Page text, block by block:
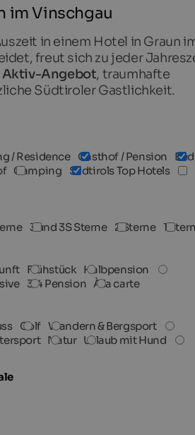
im Vinschgau
in einem Hotel in Graun
freut sich zu jeder
Aktiv-Angebot, traumhafte
Südtiroler Gastlichkeit.
/ Residence Gasthof / Pension
Bed
Camping
Südtirols Top Hotels
3 und 3S Sterne 2 Sterne 1
Frühstück Halbpension
3/4 Pension À la carte
Golf Wandern & Bergsport
Natur Urlaub mit Hund